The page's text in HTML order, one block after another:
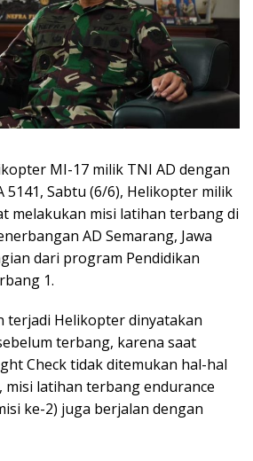
MI-17 milik TNI AD dengan
Sabtu (6/6), Helikopter milik
melakukan misi latihan terbang di
AD Semarang, Jawa
dari program Pendidikan
1.
terjadi Helikopter dinyatakan
terbang, karena saat
Check tidak ditemukan hal-hal
misi latihan terbang endurance
ke-2) juga berjalan dengan